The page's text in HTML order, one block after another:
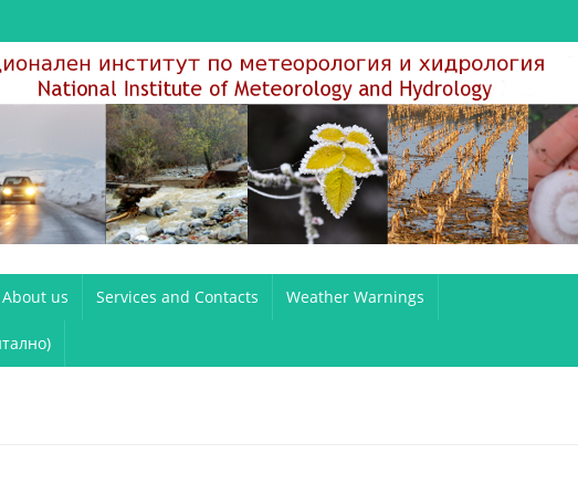
About us Services and Contacts Weather Warnings